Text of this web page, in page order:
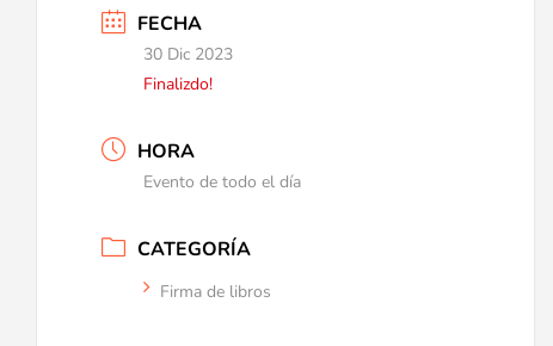
FECHA
30 Dic 2023
Finalizdo!
HORA
Evento de todo el día
CATEGORÍA
Firma de libros